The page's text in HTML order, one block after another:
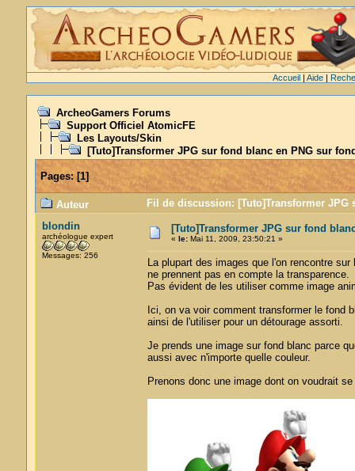
Accueil| Aide|
ArcheoGamers Forums
Support Officiel AtomicFE
Les Layouts/Skin
[Tuto]Transformer JPG sur fond blanc en PNG sur
Pages:[1]
Auteur
Fil de discussion: [Tuto]Transformer
blondin
archéologue expert
Messages: 256
[Tuto]Transformer JPG sur fond
« le:Mai 11, 2009, 23:50:21 »
La plupart des images que l'on rencontre
ne prennent pas en compte la transparence.
Pas évident de les utiliser comme image
Ici, on va voir comment transformer le fond
ainsi de l'utiliser pour un détourage assorti.
Je prends une image sur fond blanc parce
aussi avec n'importe quelle couleur.
Prenons donc une image dont on voudrait